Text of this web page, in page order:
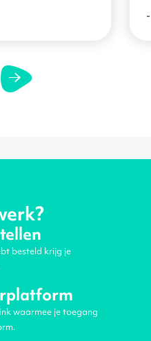
besteld krijg je
waarmee je toegang